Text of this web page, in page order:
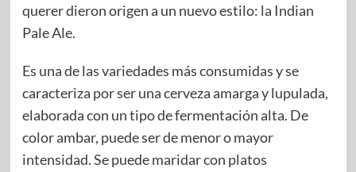
querer dieron origen a un nuevo estilo: la Indian
Pale Ale.
Es una de las variedades más consumidas y se
caracteriza por ser una cerveza amarga y lupulada,
elaborada con un tipo de fermentación alta. De
color ambar, puede ser de menor o mayor
intensidad. Se puede maridar con platos